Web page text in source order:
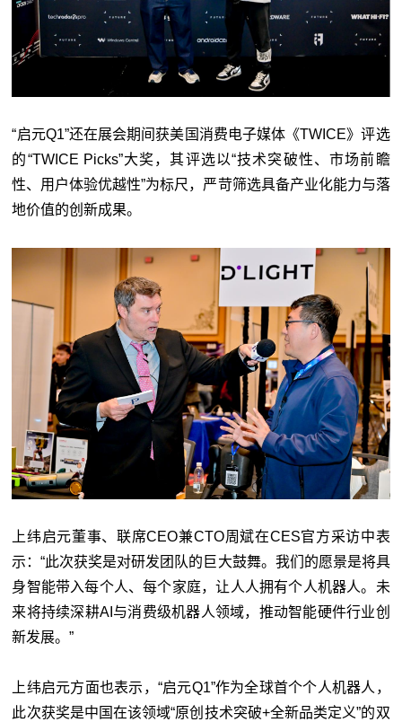
“启元Q1”还在展会期间获美国消费电子媒体《TWICE》评选
的“TWICE Picks”大奖，其评选以“技术突破性、市场前瞻
性、用户体验优越性”为标尺，严苛筛选具备产业化能力与落
地价值的创新成果。
上纬启元董事、联席CEO兼CTO周斌在CES官方采访中表
示：“此次获奖是对研发团队的巨大鼓舞。我们的愿景是将具
身智能带入每个人、每个家庭，让人人拥有个人机器人。未
来将持续深耕AI与消费级机器人领域，推动智能硬件行业创
新发展。”
上纬启元方面也表示，“启元Q1”作为全球首个个人机器人，
此次获奖是中国在该领域“原创技术突破+全新品类定义”的双